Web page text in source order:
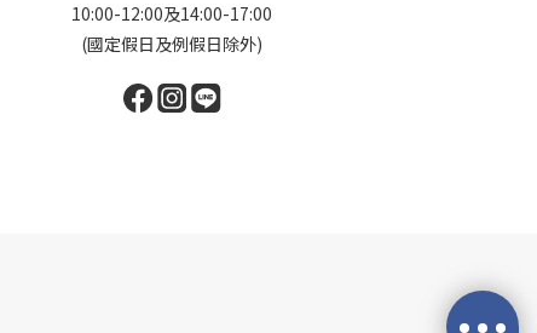
10:00-12:00及14:00-17:00
(國定假日及例假日除外)